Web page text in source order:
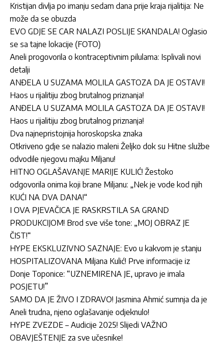
Kristijan divlja po imanju sedam dana prije kraja rijalitija: Ne
može da se obuzda
EVO GDJE SE CAR NALAZI POSLIJE SKANDALA! Oglasio
se sa tajne lokacije (FOTO)
Aneli progovorila o kontraceptivnim pilulama: Isplivali novi
detalji
ANĐELA U SUZAMA MOLILA GASTOZA DA JE OSTAVI!
Haos u rijalitiju zbog brutalnog priznanja!
ANĐELA U SUZAMA MOLILA GASTOZA DA JE OSTAVI!
Haos u rijalitiju zbog brutalnog priznanja!
Dva najnepristojnija horoskopska znaka
Otkriveno gdje se nalazio maleni Željko dok su Hitne službe
odvodile njegovu majku Miljanu!
HITNO OGLAŠAVANJE MARIJE KULIĆ! Žestoko
odgovorila onima koji brane Miljanu: „Nek je vode kod njih
KUĆI NA DVA DANA!“
I OVA PJEVAČICA JE RASKRSTILA SA GRAND
PRODUKCIJOM! Brod sve više tone: „MOJ OBRAZ JE
ČIST!“
HYPE EKSKLUZIVNO SAZNAJE: Evo u kakvom je stanju
HOSPITALIZOVANA Miljana Kulić! Prve informacije iz
Donje Toponice: “UZNEMIRENA JE, upravo je imala
POSJETU!”
SAMO DA JE ŽIVO I ZDRAVO! Jasmina Ahmić sumnja da je
Aneli trudna, njeno oglašavanje odjeknulo!
HYPE ZVEZDE – Audicije 2025! Slijedi VAŽNO
OBAVJEŠTENJE za sve učesnike!